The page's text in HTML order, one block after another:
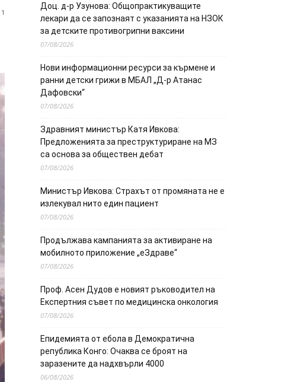
1
Доц. д-р Узунова: Общопрактикуващите
лекари да се запознаят с указанията на НЗОК
за детските противогрипни ваксини
07/08/2026
Нови информационни ресурси за кърмене и
ранни детски грижи в МБАЛ „Д-р Атанас
Дафовски“
07/08/2026
Здравният министър Катя Ивкова:
Предложенията за преструктуриране на МЗ
са основа за обществен дебат
07/08/2026
Министър Ивкова: Страхът от промяната не е
излекувал нито един пациент
07/08/2026
Продължава кампанията за активиране на
мобилното приложение „еЗдраве“
07/08/2026
Проф. Асен Дудов е новият ръководител на
Експертния съвет по медицинска онкология
07/08/2026
Епидемията от ебола в Демократична
република Конго: Очаква се броят на
заразените да надхвърли 4000
06/08/2026